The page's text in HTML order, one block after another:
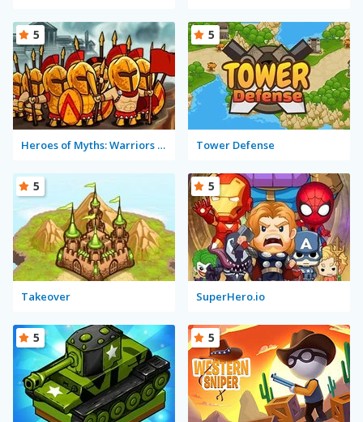
Heroes of Myths: Warriors of Gods
5
Tower Defense
5
Takeover
5
SuperHero.io
5
5 5